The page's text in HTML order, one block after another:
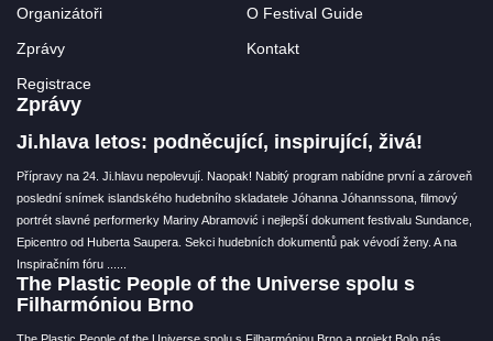
Organizátoři
O Festival Guide
Zprávy
Kontakt
Registrace
Zprávy
Ji.hlava letos: podněcující, inspirující, živá!
Přípravy na 24. Ji.hlavu nepolevují. Naopak! Nabitý program nabídne první a zároveň
poslední snímek islandského hudebního skladatele Jóhanna Jóhannssona, filmový
portrét slavné performerky Mariny Abramović i nejlepší dokument festivalu Sundance,
Epicentro od Huberta Saupera. Sekci hudebních dokumentů pak vévodí ženy. A na
Inspiračním fóru ...
The Plastic People of the Universe spolu s
Filharmóniou Brno